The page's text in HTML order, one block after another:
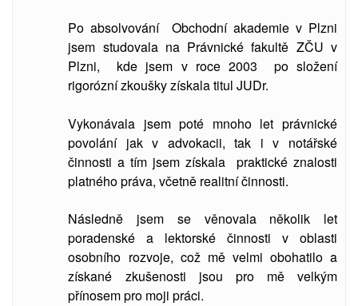
Po absolvování Obchodní akademie v Plzni
jsem studovala na Právnické fakultě ZČU v
Plzni, kde jsem v roce 2003 po složení
rigorózní zkoušky získala titul JUDr.
Vykonávala jsem poté mnoho let právnické
povolání jak v advokacii, tak i v notářské
činnosti a tím jsem získala praktické znalosti
platného práva, včetně realitní činnosti.
Následně jsem se věnovala několik let
poradenské a lektorské činnosti v oblasti
osobního rozvoje, což mě velmi obohatilo a
získané zkušenosti jsou pro mě velkým
přínosem pro moji práci.